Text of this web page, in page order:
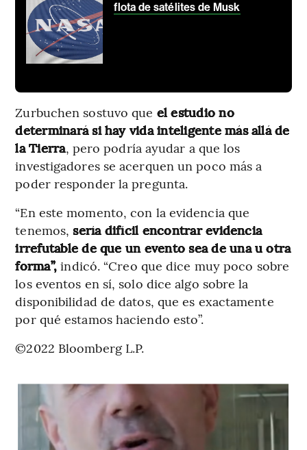
flota de satélites de Musk
Zurbuchen sostuvo que el estudio no
determinará si hay vida inteligente más allá de
la Tierra, pero podría ayudar a que los
investigadores se acerquen un poco más a
poder responder la pregunta.
“En este momento, con la evidencia que
tenemos,sería difícil encontrar evidencia
irrefutable de que un evento sea de una u otra
forma”,indicó. “Creo que dice muy poco sobre
los eventos en sí, solo dice algo sobre la
disponibilidad de datos, que es exactamente
por qué estamos haciendo esto”.
©2022 Bloomberg L.P.